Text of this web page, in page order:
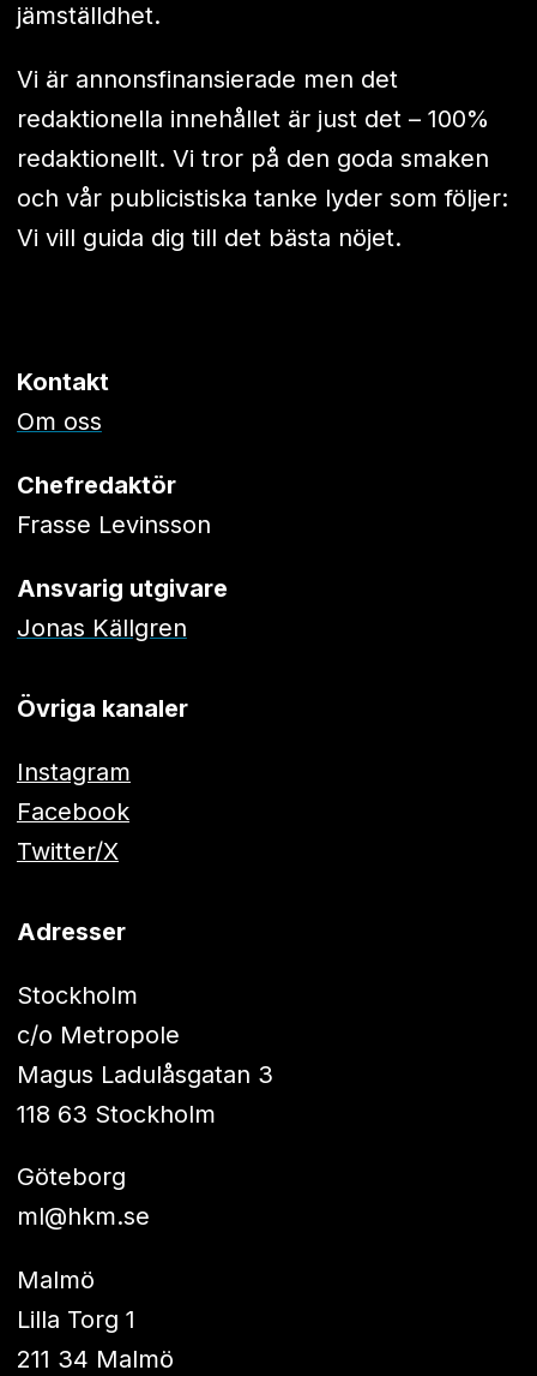
jämställdhet.
Vi är annonsfinansierade men det
redaktionella innehållet är just det – 100%
redaktionellt. Vi tror på den goda smaken
och vår publicistiska tanke lyder som följer:
Vi vill guida dig till det bästa nöjet.
Kontakt
Om oss
Chefredaktör
Frasse Levinsson
Ansvarig utgivare
Jonas Källgren
Övriga kanaler
Instagram
Facebook
Twitter/X
Adresser
Stockholm
c/o Metropole
Magus Ladulåsgatan 3
118 63 Stockholm
Göteborg
ml@hkm.se
Malmö
Lilla Torg 1
211 34 Malmö